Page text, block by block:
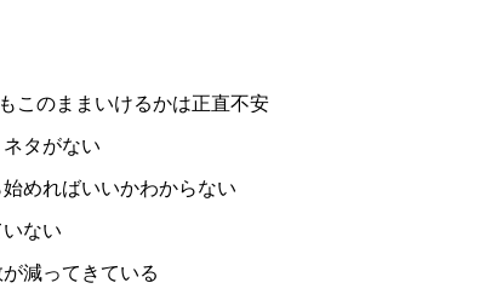
このままいけるかは正直不安
タがない
めればいいかわからない
ない
減ってきている